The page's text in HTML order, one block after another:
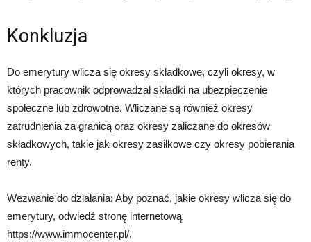
Konkluzja
Do emerytury wlicza się okresy składkowe, czyli okresy, w
których pracownik odprowadzał składki na ubezpieczenie
społeczne lub zdrowotne. Wliczane są również okresy
zatrudnienia za granicą oraz okresy zaliczane do okresów
składkowych, takie jak okresy zasiłkowe czy okresy pobierania
renty.
Wezwanie do działania: Aby poznać, jakie okresy wlicza się do
emerytury, odwiedź stronę internetową
https://www.immocenter.pl/.